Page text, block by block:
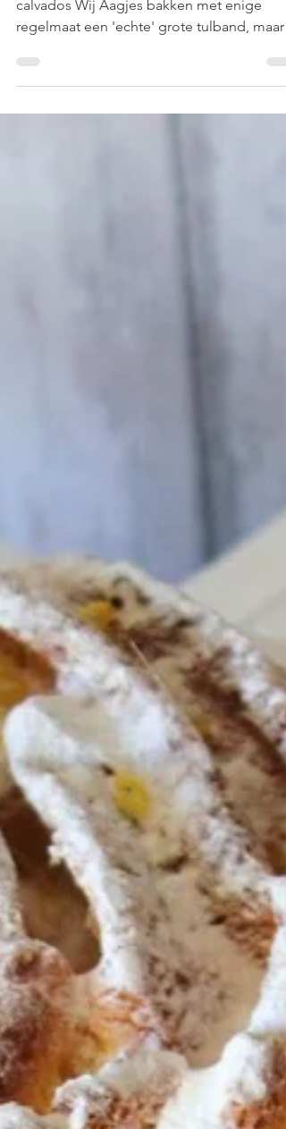
oftewel: mini-tulbandjes met appel en
calvados Wij Aagjes bakken met enige
regelmaat een 'echte' grote tulband, maar
vaak is dat toch ...